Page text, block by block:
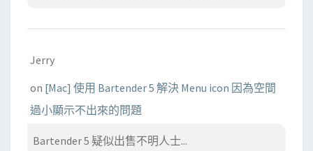
Jerry
on [Mac] 使用 Bartender 5 解決 Menu icon 因為空間
過小顯示不出來的問題
Bartender 5 疑似出售不明人士...